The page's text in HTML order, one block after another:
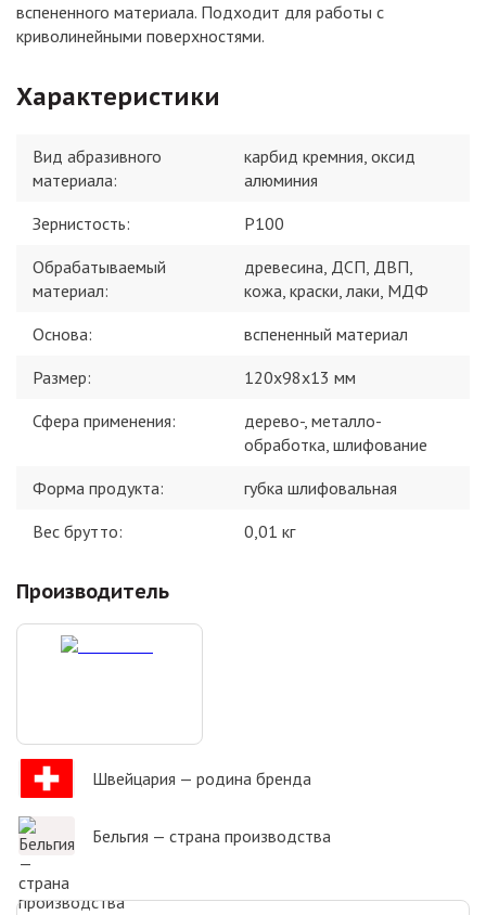
вспененного материала. Подходит для работы с
криволинейными поверхностями.
Характеристики
Вид абразивного
материала:
карбид кремния, оксид
алюминия
Зернистость:
P100
Обрабатываемый
материал:
древесина, ДСП, ДВП,
кожа, краски, лаки, МДФ
Основа:
вспененный материал
Размер:
120x98x13 мм
Сфера применения:
дерево-, металло-
обработка, шлифование
Форма продукта:
губка шлифовальная
Вес брутто:
0,01 кг
Производитель
Швейцария — родина бренда
Бельгия — страна производства